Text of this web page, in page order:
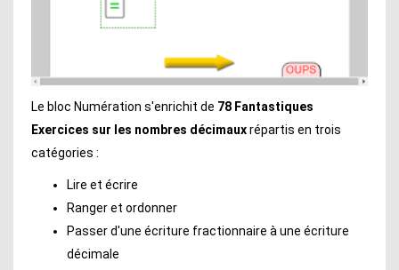
Le bloc Numération s'enrichit de 78 Fantastiques
Exercices sur les nombres décimauxrépartis en trois
catégories :
Lire et écrire
Ranger et ordonner
Passer d'une écriture fractionnaire à une écriture
décimale